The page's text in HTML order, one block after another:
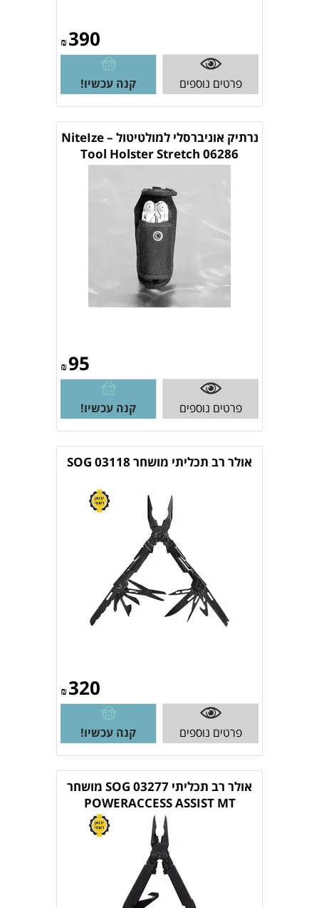
₪390
פרטים נוספים קנה עכשיו!
נרתיק אוניברסלי למולטיטול – NiteIze
Tool Holster Stretch 06286
₪95
פרטים נוספים קנה עכשיו!
אולר רב תכליתי מושחר SOG 03118
₪320
פרטים נוספים קנה עכשיו!
אולר רב תכליתי SOG 03277 מושחר
POWERACCESS ASSIST MT